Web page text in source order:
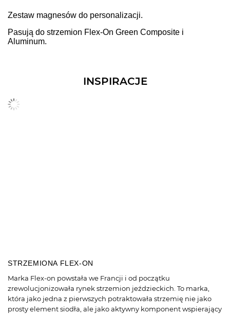
Zestaw magnesów do personalizacji.
Pasują do strzemion Flex-On Green Composite i
Aluminum.
INSPIRACJE
STRZEMIONA FLEX-ON
Marka Flex-on powstała we Francji i od początku
zrewolucjonizowała rynek strzemion jeździeckich. To marka,
która jako jedna z pierwszych potraktowała strzemię nie jako
prosty element siodła, ale jako aktywny komponent wspierający